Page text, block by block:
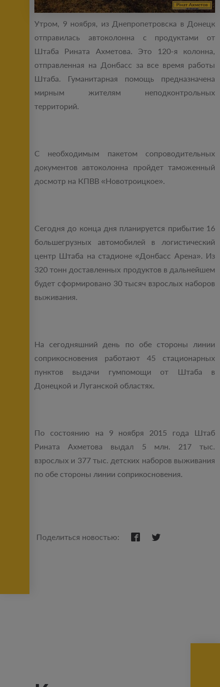
Утром, 9 ноября, из Днепропетровска в Донецк
отправилась автоколонна с продуктами от
Штаба Рината Ахметова. Это 120-я колонна,
отправленная на Донбасс за все время работы
Штаба. Гуманитарная помощь предназначена
мирным жителям неподконтрольных
территорий.
С необходимым пакетом сопроводительных
документов автоколонна пройдет таможенный
досмотр на КПВВ «Новотроицкое».
Сегодня до конца дня планируется прибытие 16
большегрузных автомобилей в логистический
центр Штаба на стадионе «Донбасс Арена». Из
320 тонн доставленных продуктов в дальнейшем
будет сформировано 30 тысяч взрослых наборов
выживания.
На сегодняшний день по обе стороны линии
соприкосновения работают 45 стационарных
пунктов выдачи гумпомощи от Штаба в
Донецкой и Луганской областях.
По состоянию на 9 ноября 2015 года Штаб
Рината Ахметова выдал 5 млн. 217 тыс.
взрослых и 377 тыс. детских наборов выживания
по обе стороны линии соприкосновения.
Поделиться новостью: